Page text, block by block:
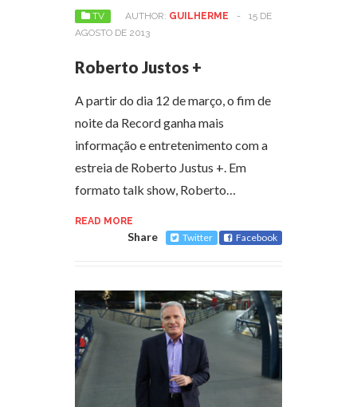
TV AUTHOR: GUILHERME -
15 DE
AGOSTO DE 2013
Roberto Justos +
A partir do dia 12 de março, o fim de
noite da Record ganha mais
informação e entretenimento com a
estreia de Roberto Justus +. Em
formato talk show, Roberto…
READ MORE
Share Twitter Facebook